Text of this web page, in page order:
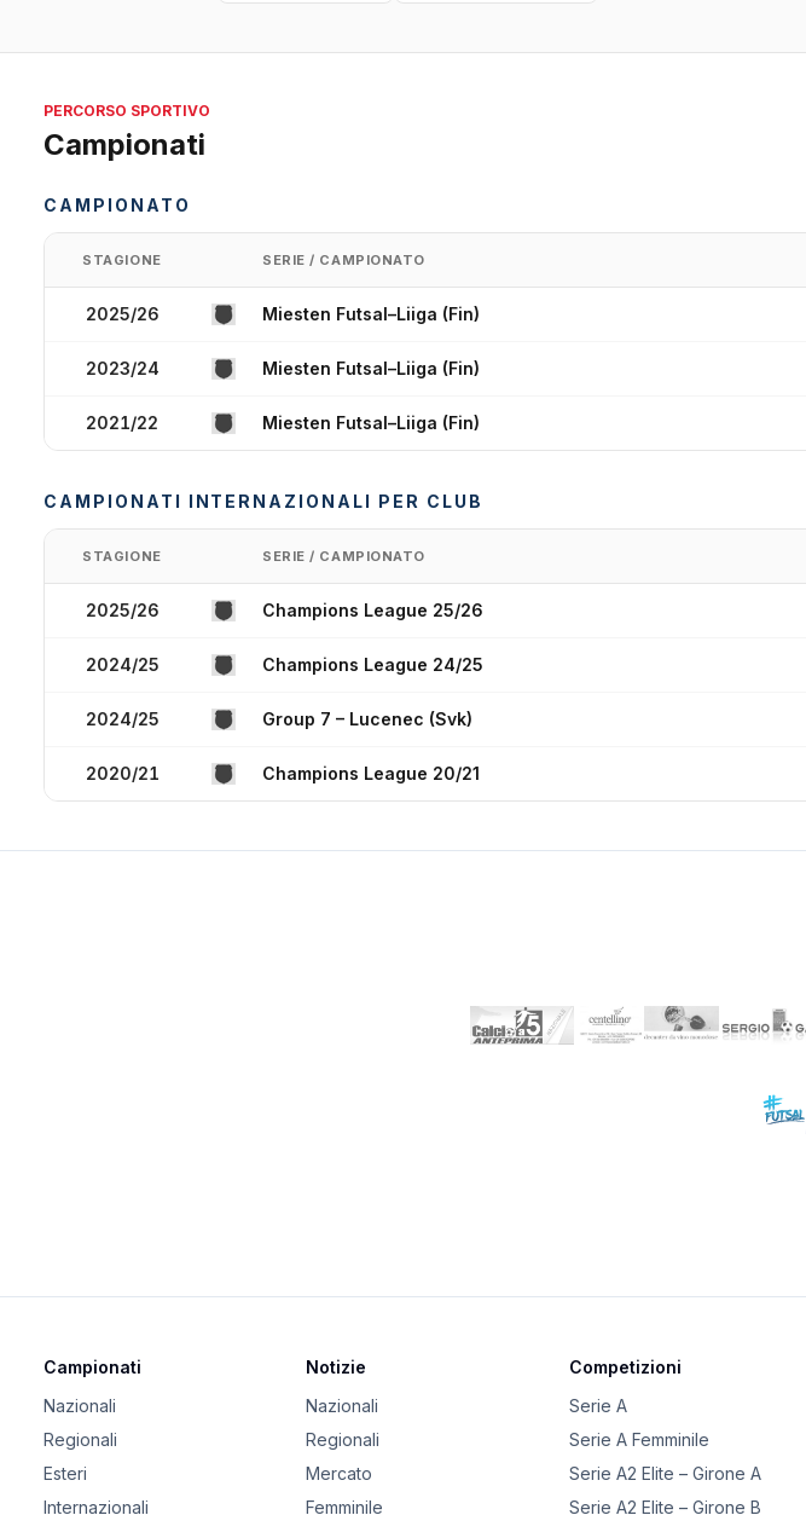
PERCORSO SPORTIVO
Campionati
CAMPIONATO
STAGIONE SERIE / CAMPIONATO
2025/26 Miesten Futsal–Liiga (Fin)
2023/24 Miesten Futsal–Liiga (Fin)
2021/22 Miesten Futsal–Liiga (Fin)
CAMPIONATI INTERNAZIONALI PER CLUB
STAGIONE SERIE / CAMPIONATO
2025/26 Champions League 25/26
2024/25 Champions League 24/25
2024/25 Group 7 – Lucenec (Svk)
2020/21 Champions League 20/21
Campionati
Nazionali
Regionali
Esteri
Internazionali
Notizie
Nazionali
Regionali
Mercato
Femminile
Competizioni
Serie A
Serie A Femminile
Serie A2 Elite – Girone A
Serie A2 Elite – Girone B